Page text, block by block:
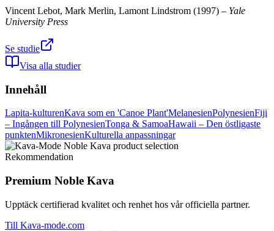
Vincent Lebot, Mark Merlin, Lamont Lindstrom (1997) – Yale
University Press
Se studie
Visa alla studier
Innehåll
Lapita-kulturenKava som en 'Canoe Plant'MelanesienPolynesienFiji
– Ingången till PolynesienTonga & SamoaHawaii – Den östligaste
punktenMikronesienKulturella anpassningar
Rekommendation
Premium Noble Kava
Upptäck certifierad kvalitet och renhet hos vår officiella partner.
Till Kava-mode.com